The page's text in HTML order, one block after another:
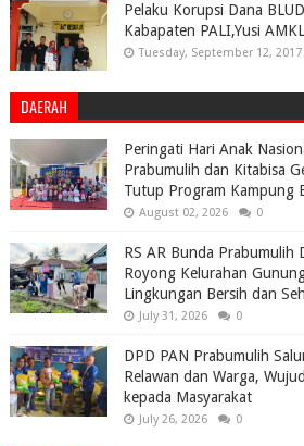
Pelaku Korupsi Dana
Kabapaten PALI,Yusi
Tuesday, September 12, 2017
DAERAH
Peringati Hari Anak
Prabumulih dan Kitabisa
Tutup Program Kampung
August 02, 2026 0
RS AR Bunda
Royong Kelurahan
Lingkungan Bersih dan
July 31, 2026 0
DPD PAN Prabumulih
Relawan dan Warga,
kepada Masyarakat
July 26, 2026 0